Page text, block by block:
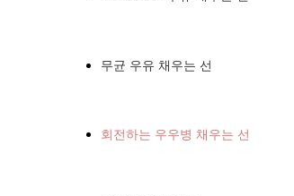
무균 우유 채우는 선
회전하는 우우병 채우는 선